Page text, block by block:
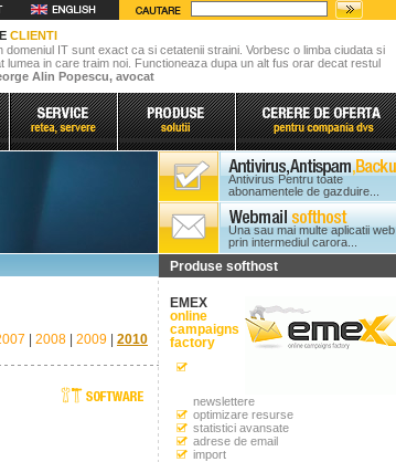
CLIENTI
domeniul IT sunt exact ca si cetatenii straini. Vorbesc o limba ciudata si
lumea in care traim noi. Functioneaza dupa un alt fus orar decat restul
Alin Popescu, avocat
2008 2009 2010
Antivirus Pentru toate
abonamentele de gazduire...
Una sau mai multe aplicatii web
prin intermediul carora...
Produse softhost
EMEX
online
campaigns
factory
newslettere
optimizare resurse
statistici avansate
adrese de email
import